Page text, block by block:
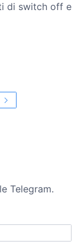
di switch off e
Telegram.